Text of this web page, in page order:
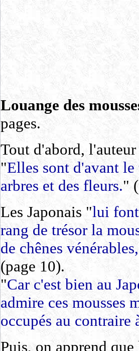
Louange des
pages.
Tout d'abord,
"Elles sont d'avant le
arbres et des fleurs."
Les Japonais "lui font
rang de trésor la
de chênes
(page 10).
"Car c'est bien au
admire ces mousses
occupés au contraire
Puis, on apprend que